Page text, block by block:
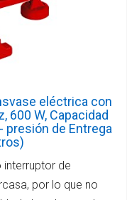
eléctrica con
600 W, Capacidad
presión de Entrega
de
por lo que no